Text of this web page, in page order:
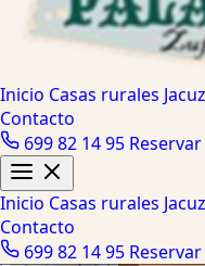
Inicio Casas rurales
Contacto
699 82 14 95 Reservar
Inicio Casas rurales
Contacto
699 82 14 95 Reservar